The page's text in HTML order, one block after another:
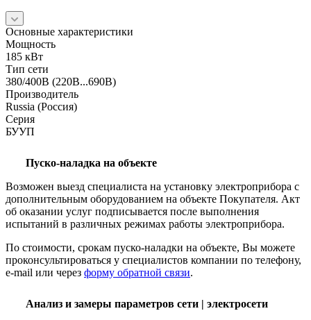
Основные характеристики
Мощность
185 кВт
Тип сети
380/400В (220В...690В)
Производитель
Russia (Россия)
Серия
БУУП
Пуско-наладка на объекте
Возможен выезд специалиста на установку электроприбора с
дополнительным оборудованием на объекте Покупателя. Акт
об оказании услуг подписывается после выполнения
испытаний в различных режимах работы электроприбора.
По стоимости, срокам пуско-наладки на объекте, Вы можете
проконсультироваться у специалистов компании по телефону,
e-mail или через форму обратной связи.
Анализ и замеры параметров сети | электросети